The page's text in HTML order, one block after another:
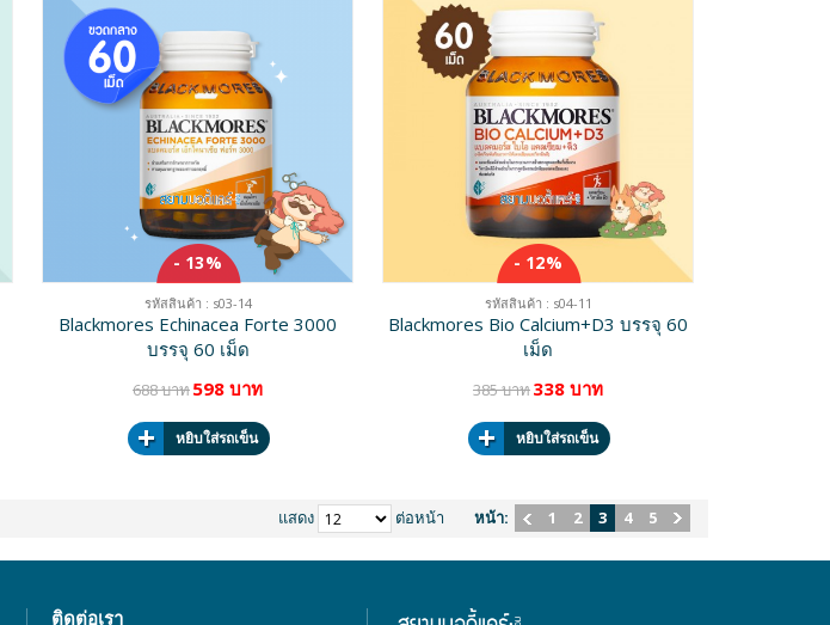
- 13%
รหัสสินค้า : s03-14
Blackmores Echinacea Forte 3000
บรรจุ 60 เม็ด
688 บาท598 บาท
หยิบใส่รถเข็น
- 12%
รหัสสินค้า : s04-11
Blackmores Bio Calcium+D3 บรรจุ 60
เม็ด
385 บาท338 บาท
หยิบใส่รถเข็น
หน้า: 1 2 3 4 5
แสดง ต่อหน้า
ติดต่อเรา